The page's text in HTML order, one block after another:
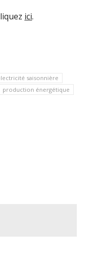
ici.
saisonnière
production énergétique